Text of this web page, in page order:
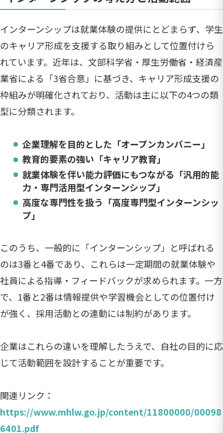
インターンシップは就業体験の提供にとどまらず、学生
のキャリア形成を支援する取り組みとして位置付けら
れています。近年は、文部科学省・厚生労働省・経済産
業省による「3省合意」に基づき、キャリア形成支援の
枠組みが明確化されており、活動は主に以下の4つの類
型に分類されます。
企業理解を目的とした「オープンカンパニー」
教育的要素の強い「キャリア教育」
就業体験を伴い能力評価にもつながる「汎用的能
力・専門活用型インターンシップ」
高度な専門性を扱う「高度専門型インターンシッ
プ」
このうち、一般的に「インターンシップ」と呼ばれる
のは3番と4番であり、これらは一定期間の就業体験や
社員による指導・フィードバックが求められます。一方
で、1番と2番は情報提供や学習機会としての位置付け
が強く、採用活動との連動には制約があります。
企業はこれらの違いを理解したうえで、自社の目的に応
じて活動範囲を設計することが重要です。
関連リンク：
https://www.mhlw.go.jp/content/11800000/00098
6401.pdf